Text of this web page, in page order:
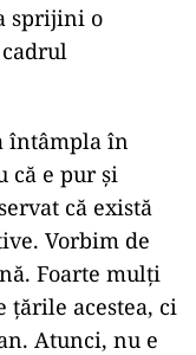
sprijini o
întâmpla în
că e pur şi
că există
Vorbim de
Foarte mulţi
ţările acestea, ci
Atunci, nu e